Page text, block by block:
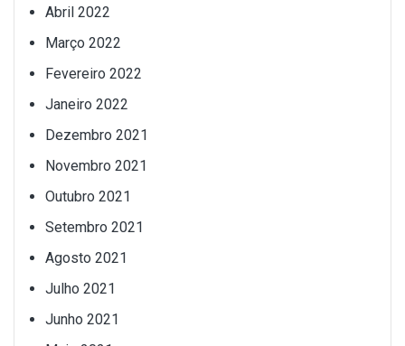
Abril 2022
Março 2022
Fevereiro 2022
Janeiro 2022
Dezembro 2021
Novembro 2021
Outubro 2021
Setembro 2021
Agosto 2021
Julho 2021
Junho 2021